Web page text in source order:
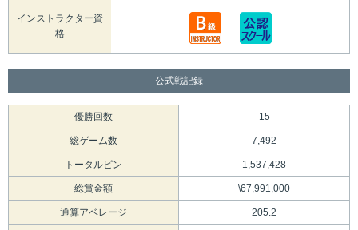
インストラクター資
格
公式戦記録
優勝回数 15
総ゲーム数 7,492
トータルピン 1,537,428
総賞金額 \67,991,000
通算アベレージ 205.2